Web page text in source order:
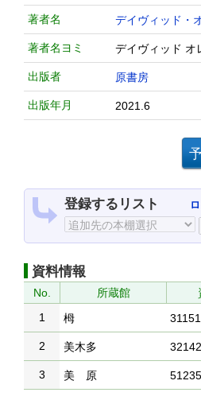
著者名 デイヴィッド・
著者名ヨミ デイヴィッド オ
出版者 原書房
出版年月 2021.6
登録するリスト
資料情報
No. 所蔵館
1
栂
2 美木多
3 美 原